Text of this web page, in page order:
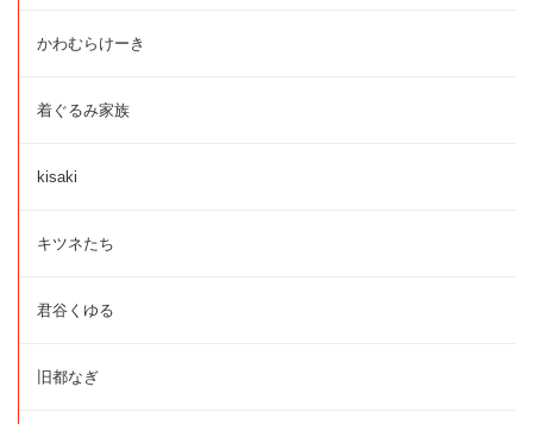
かわむらけーき
着ぐるみ家族
kisaki
キツネたち
君谷くゆる
旧都なぎ